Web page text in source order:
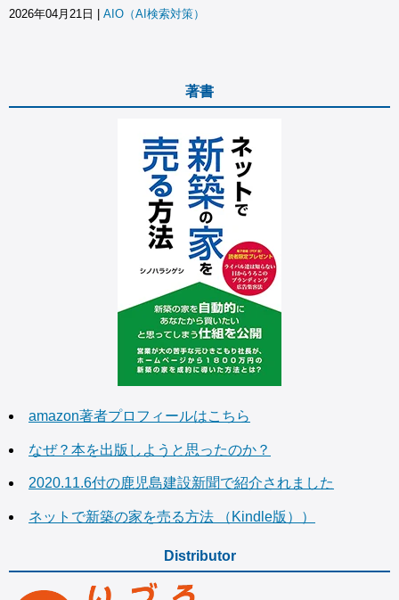
2026年04月21日 AIO（AI検索対策）
著書
amazon著者プロフィールはこちら
なぜ？本を出版しようと思ったのか？
2020.11.6付の鹿児島建設新聞で紹介されました
ネットで新築の家を売る方法 （Kindle版））
Distributor